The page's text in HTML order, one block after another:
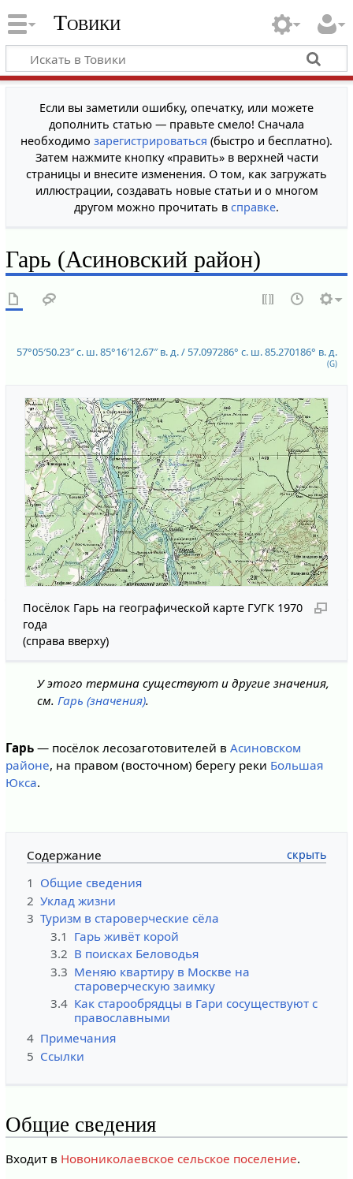
Товики
Если вы заметили ошибку, опечатку, или можете
дополнить статью — правьте смело! Сначала
необходимо зарегистрироваться (быстро и бесплатно).
Затем нажмите кнопку «править» в верхней части
страницы и внесите изменения. О том, как загружать
иллюстрации, создавать новые статьи и о многом
другом можно прочитать в справке.
Гарь (Асиновский район)
57°05′50.23″ с. ш.85°16′12.67″ в. д./ 57.097286° с. ш.85.270186° в. д.
(G)
Посёлок Гарь на географической карте ГУГК 1970
года
(справа вверху)
У этого термина существуют и другие значения,
см. Гарь (значения).
Гарь— посёлок лесозаготовителей в Асиновском
районе, на правом (восточном) берегу реки Большая
Юкса.
Содержание
1 Общие сведения
2 Уклад жизни
3 Туризм в староверческие сёла
3.1 Гарь живёт корой
3.2 В поисках Беловодья
3.3 Меняю квартиру в Москве на
староверческую заимку
3.4 Как старообрядцы в Гари сосуществуют с
православными
4 Примечания
5 Ссылки
Общие сведения
Входит в Новониколаевское сельское поселение.